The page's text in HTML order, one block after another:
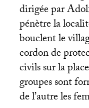
dirigée par
pénètre la
bouclent le
cordon de
civils sur la
groupes sont
de l’autre les